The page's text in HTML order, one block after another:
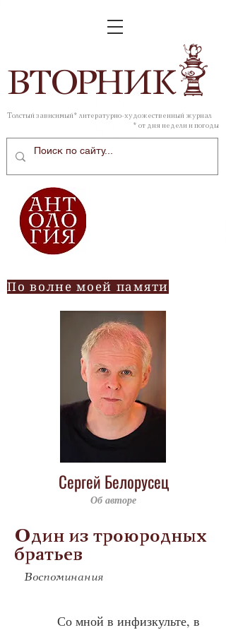
ВТОРНИК
Толстый зависимый* литературно-художественный журнал
* от дня недели и погоды
По волне моей памяти
Сергей Белорусец
Об авторе
Один из троюродных
братьев
Воспоминания
Со мной в инфизкульте, в